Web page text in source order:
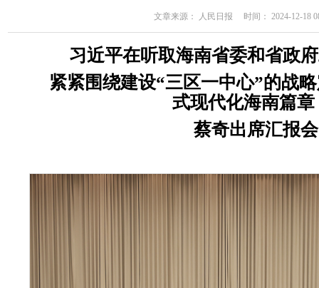
文章来源： 人民日报 时间： 2024-12-18
习近平在听取海南省委和省政
紧紧围绕建设“三区一中心”的战
式现代化海南篇章
蔡奇出席汇报会